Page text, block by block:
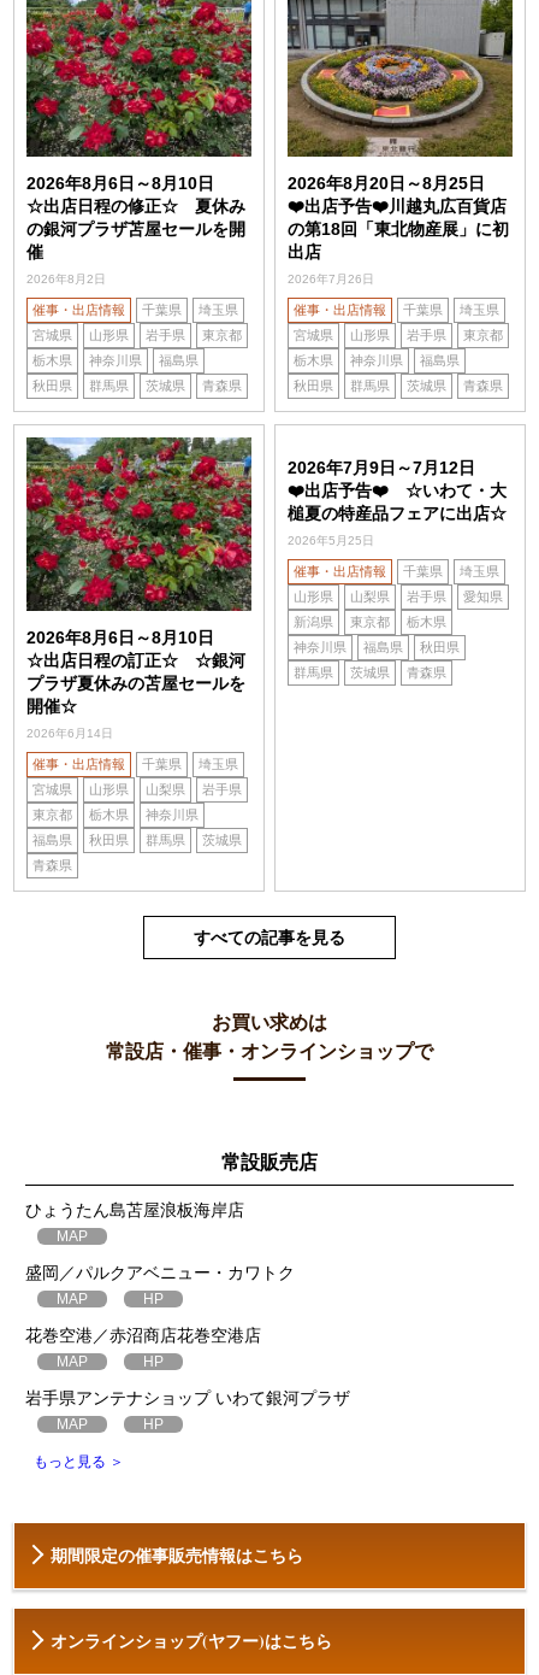
2026年8月6日～8月10日
☆出店日程の修正☆ 夏休み
の銀河プラザ苫屋セールを開
催
2026年8月2日
催事・出店情報 千葉県
埼玉県
宮城県
山形県 岩手県
東京都
栃木県
神奈川県
福島県
秋田県
群馬県 茨城県 青森県
2026年8月20日～8月25日
❤️出店予告❤️川越丸広百貨店
の第18回「東北物産展」に初
出店
2026年7月26日
催事・出店情報 千葉県
埼玉県
宮城県
山形県 岩手県
東京都
栃木県
神奈川県
福島県
秋田県
群馬県 茨城県 青森県
2026年8月6日～8月10日
☆出店日程の訂正☆ ☆銀河
プラザ夏休みの苫屋セールを
開催☆
2026年6月14日
催事・出店情報 千葉県
埼玉県
宮城県
山形県 山梨県
岩手県
東京都
栃木県
神奈川県
福島県
秋田県 群馬県
茨城県
青森県
2026年7月9日～7月12日
❤️出店予告❤️ ☆いわて・大
槌夏の特産品フェアに出店☆
2026年5月25日
催事・出店情報 千葉県
埼玉県
山形県
山梨県 岩手県
愛知県
新潟県
東京都
栃木県
神奈川県
福島県
秋田県
群馬県
茨城県 青森県
すべての記事を見る
お買い求めは
常設店・催事・オンラインショップで
常設販売店
ひょうたん島苫屋浪板海岸店
MAP
盛岡／パルクアベニュー・カワトク
MAP HP
花巻空港／赤沼商店花巻空港店
MAP HP
岩手県アンテナショップ いわて銀河プラザ
MAP HP
もっと見る ＞
期間限定の催事販売情報はこちら
オンラインショップ(ヤフー)はこちら